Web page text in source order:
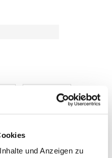
und Anzeigen zu
WERTHEIM
GMBH